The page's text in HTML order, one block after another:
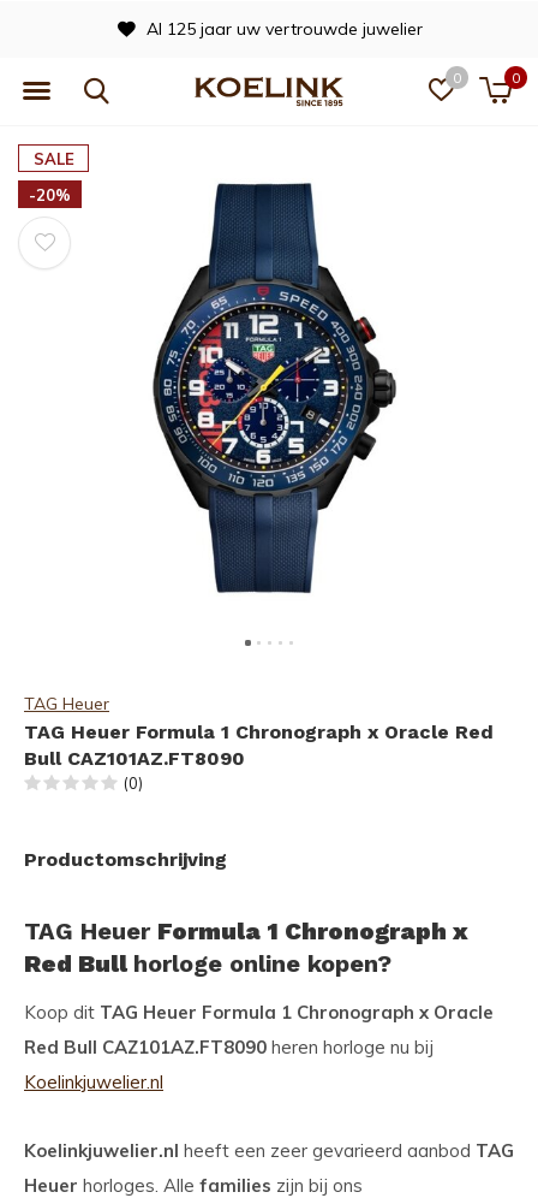
0 0
Al 125 jaar uw vertrouwde juwelier
SALE
-20%
TAG Heuer
TAG Heuer Formula 1 Chronograph x Oracle Red
Bull CAZ101AZ.FT8090
(0)
Productomschrijving
TAG Heuer Formula 1 Chronograph x
Red Bull horloge online kopen?
Koop dit TAG Heuer Formula 1 Chronograph x Oracle
Red Bull CAZ101AZ.FT8090 heren horloge nu bij
Koelinkjuwelier.nl
Koelinkjuwelier.nl heeft een zeer gevarieerd aanbod TAG
Heuer horloges. Alle families zijn bij ons